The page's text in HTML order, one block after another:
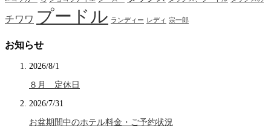
チワワ プードル ランディー レディ 宗一郎
お知らせ
2026/8/1
８月 定休日
2026/7/31
お盆期間中のホテル料金・ご予約状況